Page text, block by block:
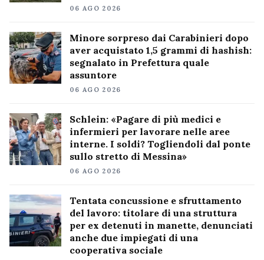
06 AGO 2026
Minore sorpreso dai Carabinieri dopo
aver acquistato 1,5 grammi di hashish:
segnalato in Prefettura quale
assuntore
06 AGO 2026
Schlein: «Pagare di più medici e
infermieri per lavorare nelle aree
interne. I soldi? Togliendoli dal ponte
sullo stretto di Messina»
06 AGO 2026
Tentata concussione e sfruttamento
del lavoro: titolare di una struttura
per ex detenuti in manette, denunciati
anche due impiegati di una
cooperativa sociale